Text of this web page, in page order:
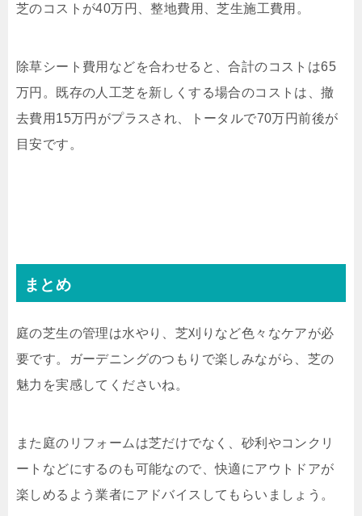
芝のコストが40万円、整地費用、芝生施工費用。
除草シート費用などを合わせると、合計のコストは65
万円。既存の人工芝を新しくする場合のコストは、撤
去費用 15万円がプラスされ、トータルで70万円前後が
目安です。
まとめ
庭の芝生の管理は水やり、芝刈りなど色々なケアが必
要です。ガーデニングのつもりで楽しみながら、芝の
魅力を実感してくださいね。
また庭のリフォームは芝だけでなく、砂利やコンクリ
ートなどにするのも可能なので、快適にアウトドアが
楽しめるよう業者にアドバイスしてもらいましょう。